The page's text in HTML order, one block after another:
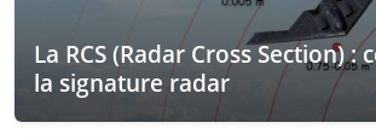
La RCS (Radar Cross Section) :
la signature radar